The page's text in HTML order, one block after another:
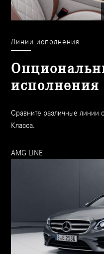
Линии исполнения
исполнения
Сравните различные линии
Класса.
AMG LINE